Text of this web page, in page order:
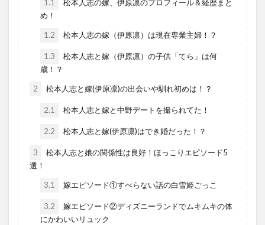
1.1
松本人志の嫁、伊原凛のプロフィール＆経歴まと
め！
1.2 松本人志の嫁（伊原凛）は現在専業主婦！？
1.3
松本人志と嫁（伊原凛）の子供「てら」は何
歳！？
2 松本人志と嫁(伊原凛)の出会いや馴れ初めは！？
2.1 松本人志と嫁と中野デートを撮られてた！
2.2 松本人志と嫁(伊原凛)はでき婚だった！？
3
松本人志と娘の関係性は良好！ほっこりエピソード5
選！
3.1 嫁エピソード①すべらない話の白雪姫ごっこ
3.2
嫁エピソード②ディズニーランドでムキムキの体
にかわいいリュック